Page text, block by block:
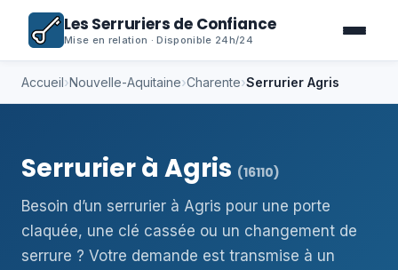
Les Serruriers de Confiance
Mise en relation · Disponible 24h/24
Accueil›Nouvelle-Aquitaine›Charente›Serrurier Agris
Serrurier à Agris (16110)
Besoin d’un serrurier à Agris pour une porte
claquée, une clé cassée ou un changement de
serrure ? Votre demande est transmise à un